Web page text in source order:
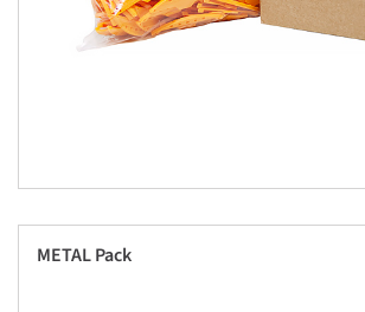
METAL Pack